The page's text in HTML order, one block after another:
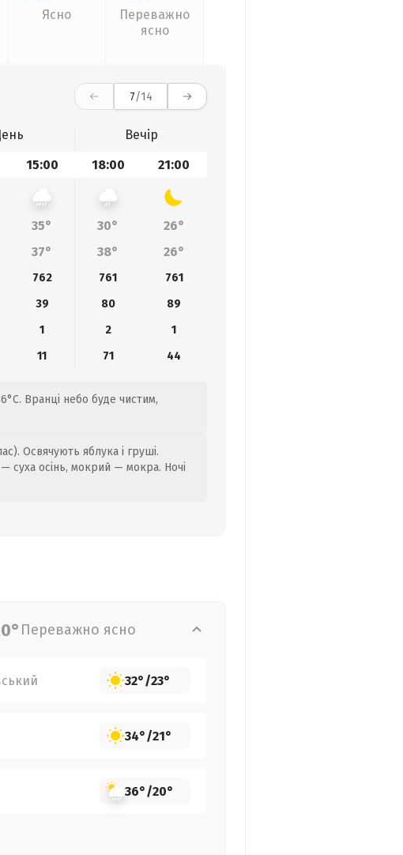
Ясно
Переважно
ясно
7/14
Вечір
15:00 18:00 21:00
35° 30°
26°
37° 38° 26°
762 761
761
39 80
89
1 2
1
11 71 44
Вранці небо буде чистим,
Освячують яблука і груші.
суха осінь, мокрий — мокра. Ночі
Переважно ясно
32°/23°
34°/21°
36°/20°